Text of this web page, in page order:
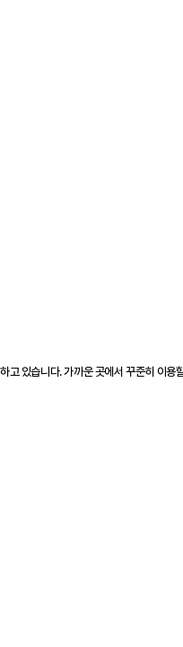
있습니다. 가까운 곳에서 꾸준히 이용